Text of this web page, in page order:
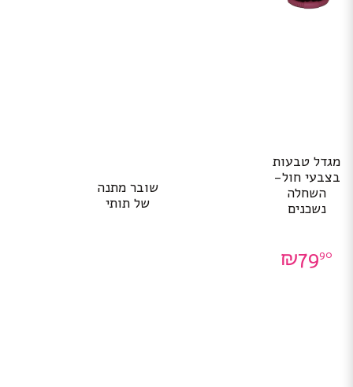
מגדל טבעות
בצבעי חול-
השחלה
נשכנים
₪7990
שובר מתנה
של תותי